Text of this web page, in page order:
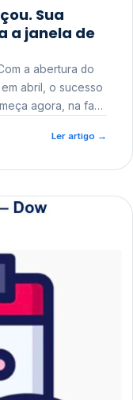
Sua
a janela de
abril, o sucesso
agora, na fase
Ler artigo →